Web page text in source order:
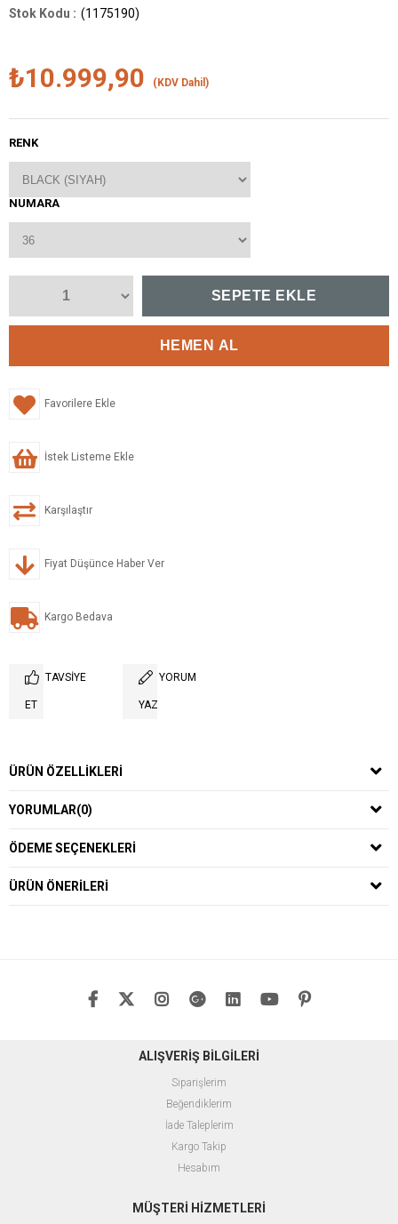
(1175190)
₺10.999,90 (KDV Dahil)
RENK
NUMARA
Favorilere Ekle
İstek Listeme Ekle
Karşılaştır
Fiyat Düşünce Haber Ver
Kargo Bedava
TAVSIYE
ET
YORUM
YAZ
ÜRÜN ÖZELLIKLERI
YORUMLAR(0)
ÖDEME SEÇENEKLERI
ÜRÜN ÖNERILERI
ALIŞVERİŞ BİLGİLERİ
Siparişlerim
Beğendiklerim
İade Taleplerim
Kargo Takip
Hesabım
MÜŞTERİ HİZMETLERİ